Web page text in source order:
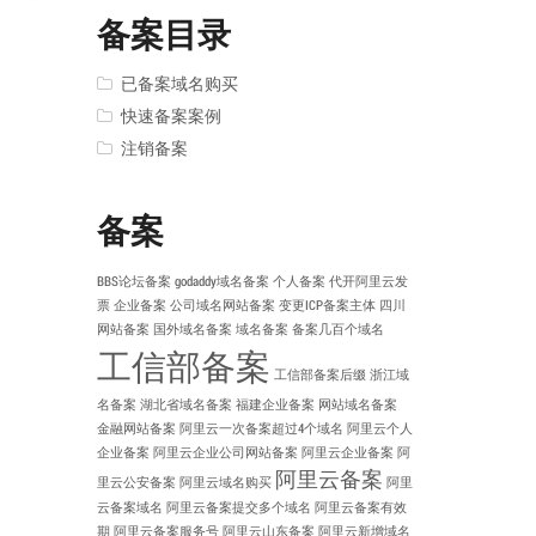
备案目录
已备案域名购买
快速备案案例
注销备案
备案
BBS论坛备案 godaddy域名备案 个人备案 代开阿里云发
票 企业备案 公司域名网站备案 变更ICP备案主体 四川
网站备案 国外域名备案 域名备案 备案几百个域名
工信部备案 工信部备案后缀 浙江域
名备案 湖北省域名备案 福建企业备案 网站域名备案
金融网站备案 阿里云一次备案超过4个域名 阿里云个人
企业备案 阿里云企业公司网站备案 阿里云企业备案 阿
里云公安备案 阿里云域名购买 阿里云备案 阿里
云备案域名 阿里云备案提交多个域名 阿里云备案有效
期 阿里云备案服务号 阿里云山东备案 阿里云新增域名